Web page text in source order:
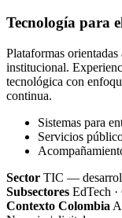
Tecnología para
Plataformas
institucional.
tecnológica con
continua.
Sistemas para
Servicios
Sector TIC —
Subsectores EdTech ·
Contexto Colombia